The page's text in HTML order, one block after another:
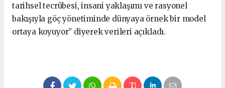
tarihsel tecrübesi, insani yaklaşımı ve rasyonel
bakışıyla göç yönetiminde dünyaya örnek bir model
ortaya koyuyor” diyerek verileri açıkladı.